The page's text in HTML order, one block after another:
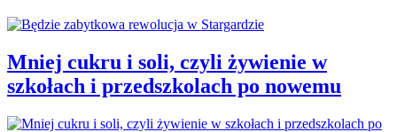
Mniej cukru i soli, czyli żywienie w
szkołach i przedszkolach po nowemu